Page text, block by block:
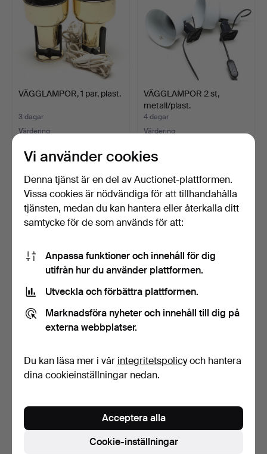
VÄGGLAMPOR, 1 par, plast.
3 dagar
Värdering
VÄGGLAMPOR 2 st,
metall/plast.
4 dagar
Värdering
VÄGGLAMPA, metall/glas.
7 dagar
Värdering
VÄGGLAMPA, metall.
7 dagar
Bevaka sökning
Vi använder cookies
Denna tjänst är en del av Auctionet-plattformen.
Vissa cookies är nödvändiga för att tillhandahålla
tjänsten, medan du kan hantera eller återkalla ditt
samtycke för de som används för att:
Anpassa funktioner och innehåll för dig
utifrån hur du använder plattformen.
Utveckla och förbättra plattformen.
Marknadsföra nyheter och innehåll till dig på
externa webbplatser.
Du kan läsa mer i vår integritetspolicyoch hantera
dina cookieinställningar nedan.
Cookie-inställningar
Acceptera alla